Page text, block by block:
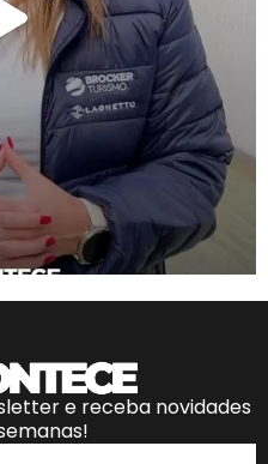
e receba novidades